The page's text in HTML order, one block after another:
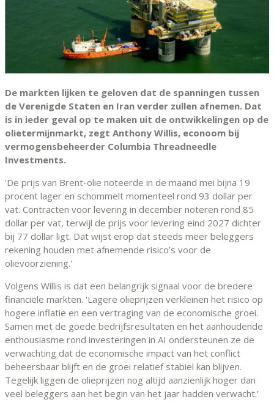
De markten lijken te geloven dat de spanningen tussen
de Verenigde Staten en Iran verder zullen afnemen. Dat
is in ieder geval op te maken uit de ontwikkelingen op de
olietermijnmarkt, zegt Anthony Willis, econoom bij
vermogensbeheerder Columbia Threadneedle
Investments.
'De prijs van Brent-olie noteerde in de maand mei bijna 19
procent lager en schommelt momenteel rond 93 dollar per
vat. Contracten voor levering in december noteren rond 85
dollar per vat, terwijl de prijs voor levering eind 2027 dichter
bij 77 dollar ligt. Dat wijst erop dat steeds meer beleggers
rekening houden met afnemende risico’s voor de
olievoorziening.'
Volgens Willis is dat een belangrijk signaal voor de bredere
financiële markten. 'Lagere olieprijzen verkleinen het risico op
hogere inflatie en een vertraging van de economische groei.
Samen met de goede bedrijfsresultaten en het aanhoudende
enthousiasme rond investeringen in AI ondersteunen ze de
verwachting dat de economische impact van het conflict
beheersbaar blijft en de groei relatief stabiel kan blijven.
Tegelijk liggen de olieprijzen nog altijd aanzienlijk hoger dan
veel beleggers aan het begin van het jaar hadden verwacht.'